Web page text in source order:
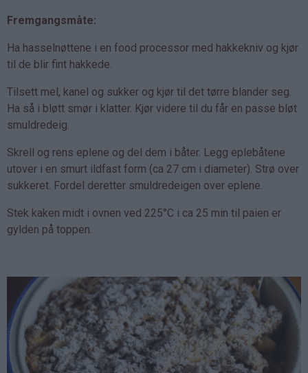
Fremgangsmåte:
Ha hasselnøttene i en food processor med hakkekniv og kjør
til de blir fint hakkede.
Tilsett mel, kanel og sukker og kjør til det tørre blander seg.
Ha så i bløtt smør i klatter. Kjør videre til du får en passe bløt
smuldredeig.
Skrell og rens eplene og del dem i båter. Legg eplebåtene
utover i en smurt ildfast form (ca 27 cm i diameter). Strø over
sukkeret. Fordel deretter smuldredeigen over eplene.
Stek kaken midt i ovnen ved 225°C i ca 25 min til paien er
gylden på toppen.